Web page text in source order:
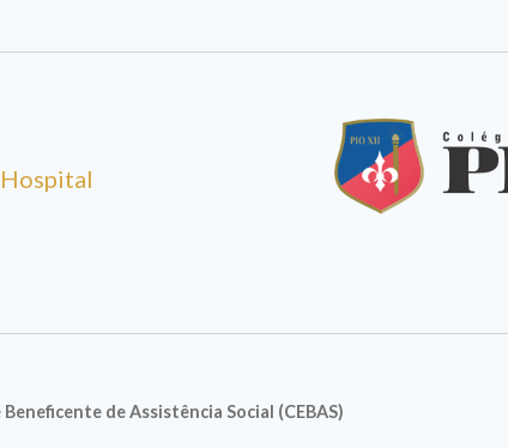
Hospital
de Assistência Social (CEBAS)